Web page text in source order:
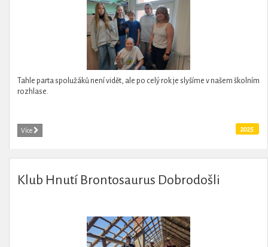
Tahle parta spolužáků není vidět, ale po celý rok je slyšíme v našem školním
rozhlase.
Více 2025
Klub Hnutí Brontosaurus Dobrodošli